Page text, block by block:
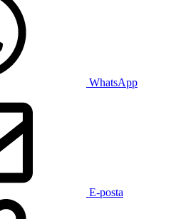
WhatsApp
E-posta